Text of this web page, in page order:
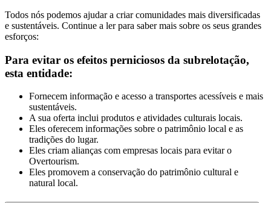
Todos nós podemos ajudar a criar comunidades mais diversificadas
e sustentáveis. Continue a ler para saber mais sobre os seus grandes
esforços:
Para evitar os efeitos perniciosos da subrelotação,
esta entidade:
Fornecem informação e acesso a transportes acessíveis e mais
sustentáveis.
A sua oferta inclui produtos e atividades culturais locais.
Eles oferecem informações sobre o patrimônio local e as
tradições do lugar.
Eles criam alianças com empresas locais para evitar o
Overtourism.
Eles promovem a conservação do patrimônio cultural e
natural local.